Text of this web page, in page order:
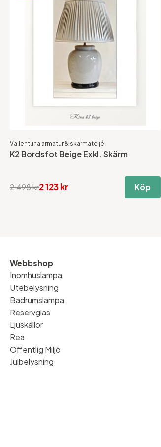
Vallentuna armatur & skärmateljé
K2 Bordsfot Beige Exkl. Skärm
2 123 kr
2 498 kr Köp
Webbshop
Inomhuslampa
Utebelysning
Badrumslampa
Reservglas
Ljuskällor
Rea
Offentlig Miljö
Julbelysning